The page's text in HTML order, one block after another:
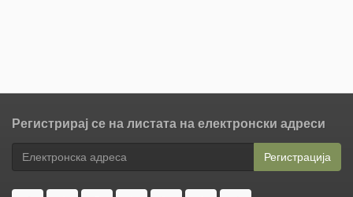
Регистрирај се на листата на електронски адреси
Регистрација